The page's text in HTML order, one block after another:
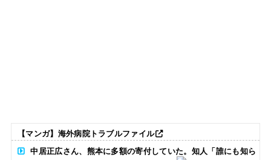
【マンガ】海外病院トラブルファイル
中居正広さん、熊本に多額の寄付していた。知人「誰にも知ら